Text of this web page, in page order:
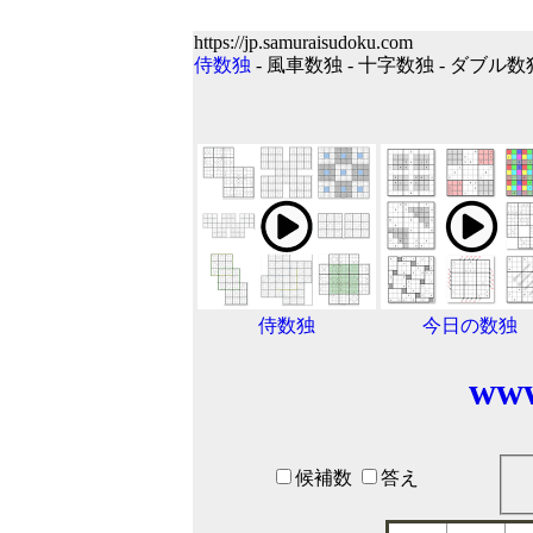
https://jp.samuraisudoku.com
侍数独 - 風車数独 - 十字数独 - ダブル数
侍数独 今日の数独
候補数 答え